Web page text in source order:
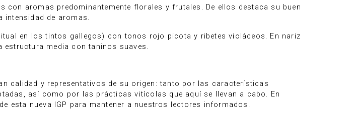
aromas predominantemente florales y frutales. De ellos destaca su buen
de aromas.
en los tintos gallegos) con tonos rojo picota y ribetes violáceos. En nariz
media con taninos suaves.
calidad y representativos de su origen: tanto por las características
así como por las prácticas vitícolas que aquí se llevan a cabo. En
esta nueva IGP para mantener a nuestros lectores informados.